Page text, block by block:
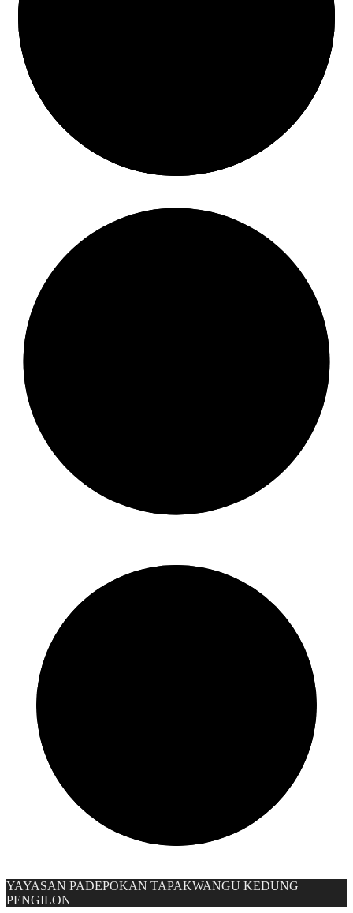
YAYASAN PADEPOKAN TAPAKWANGU KEDUNG
PENGILON